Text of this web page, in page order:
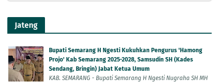
Jateng
Bupati Semarang H Ngesti Kukuhkan Pengurus 'Hamong
Projo' Kab Semarang 2025-2028, Samsudin SH (Kades
Sendang, Bringin) Jabat Ketua Umum
KAB. SEMARANG - Bupati Semarang H Ngesti Nugraha SH MH